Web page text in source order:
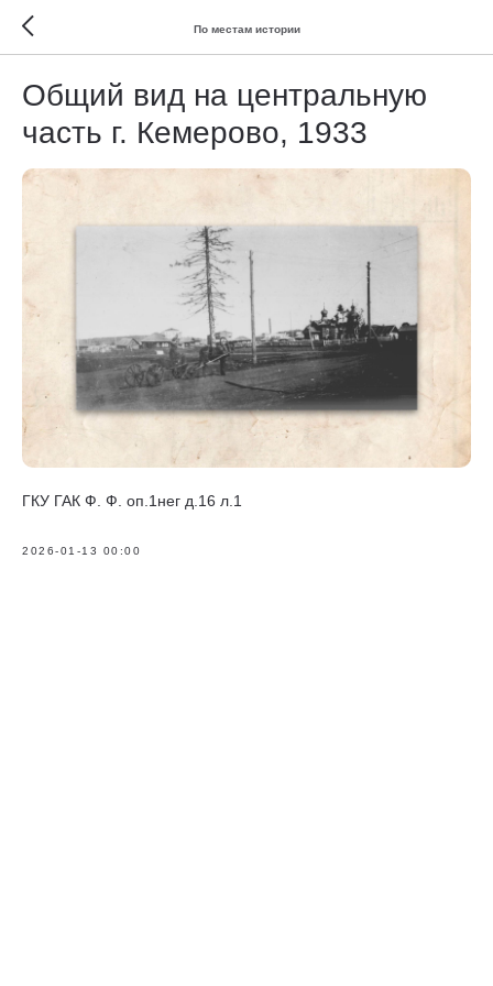
По местам истории
Общий вид на центральную
часть г. Кемерово, 1933
ГКУ ГАК Ф. Ф. оп.1нег д.16 л.1
2026-01-13 00:00